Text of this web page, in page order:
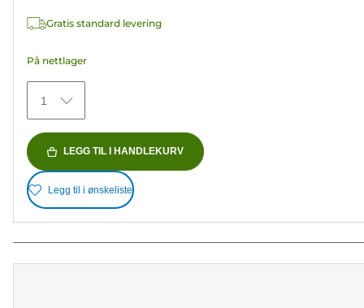
152Gratis standard levering
På nettlager
1
LEGG TIL I HANDLEKURV
Legg til i ønskeliste